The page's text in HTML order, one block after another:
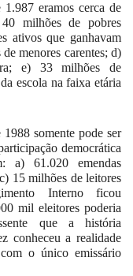
eramos cerca de
milhões de pobres
ativos que ganhavam
menores carentes; d)
e) 33 milhões de
escola na faixa etária
somente pode ser
democrática
a) 61.020 emendas
15 milhões de leitores
Interno ficou
mil eleitores poderia
que a história
conheceu a realidade
o único emissário